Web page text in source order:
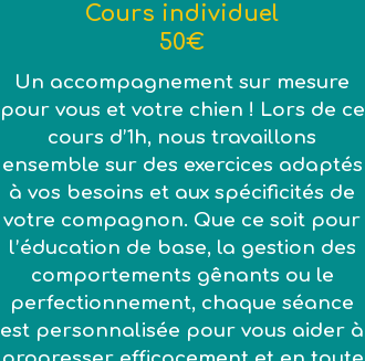
Cours individuel
50€
Un accompagnement sur mesure
pour vous et votre chien ! Lors de ce
cours d’1h, nous travaillons
ensemble sur des exercices adaptés
à vos besoins et aux spécificités de
votre compagnon. Que ce soit pour
l’éducation de base, la gestion des
comportements gênants ou le
perfectionnement, chaque séance
est personnalisée pour vous aider à